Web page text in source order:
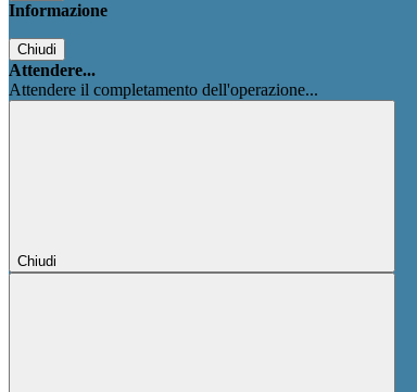
Informazione
Chiudi
Attendere...
Attendere il completamento dell'operazione...
Chiudi